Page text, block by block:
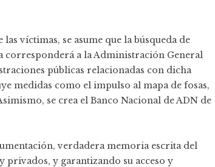
víctimas, se asume que la búsqueda de
corresponderá a la Administración General
públicas relacionadas con dicha
medidas como el impulso al mapa de fosas,
se crea el Banco Nacional de ADN de
verdadera memoria escrita del
privados, y garantizando su acceso y